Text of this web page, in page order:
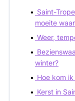
Saint-
moeite
Weer,
winter?
Hoe kom
Kerst in